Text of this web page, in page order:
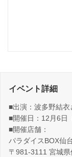
イベント詳細
■出演：波多野結衣
■開催日：12月6日
■開催店舗：
パラダイスBOX仙
〒981-3111 宮城